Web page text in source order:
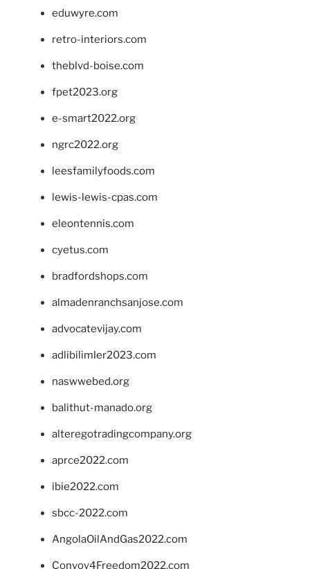
eduwyre.com
retro-interiors.com
theblvd-boise.com
fpet2023.org
e-smart2022.org
ngrc2022.org
leesfamilyfoods.com
lewis-lewis-cpas.com
eleontennis.com
cyetus.com
bradfordshops.com
almadenranchsanjose.com
advocatevijay.com
adlibilimler2023.com
naswwebed.org
balithut-manado.org
alteregotradingcompany.org
aprce2022.com
ibie2022.com
sbcc-2022.com
AngolaOilAndGas2022.com
Convoy4Freedom2022.com